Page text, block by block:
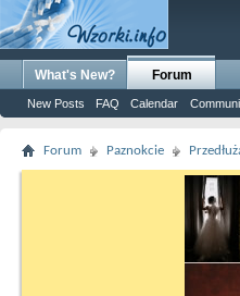
What's New? Forum
New Posts FAQ Calendar
Forum Paznokcie